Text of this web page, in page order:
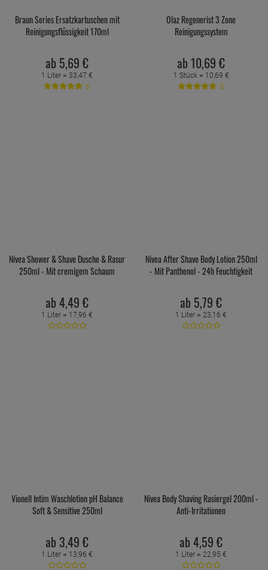
Braun Series Ersatzkartuschen mit
Reinigungsflüssigkeit 170ml
ab 5,69 €
1 Liter = 33,47 €
6
Olaz Regenerist 3 Zone
Reinigungssystem
ab 10,69 €
1 Stück = 10,69 €
6
Nivea Shower & Shave Dusche & Rasur
250ml - Mit cremigem Schaum
ab 4,49 €
1 Liter = 17,96 €
Nivea After Shave Body Lotion 250ml
- Mit Panthenol - 24h Feuchtigkeit
ab 5,79 €
1 Liter = 23,16 €
Vionell Intim Waschlotion pH Balance
Soft & Sensitive 250ml
ab 3,49 €
1 Liter = 13,96 €
Nivea Body Shaving Rasiergel 200ml -
Anti-Irritationen
ab 4,59 €
1 Liter = 22,95 €